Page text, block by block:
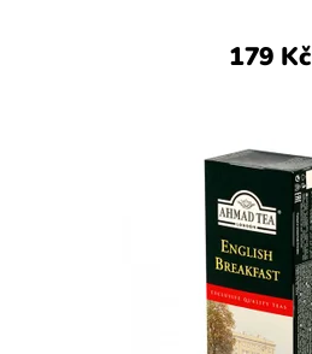
179 Kč